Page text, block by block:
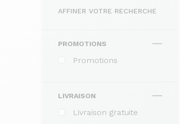
AFFINER VOTRE RECHERCHE
PROMOTIONS
Promotions
LIVRAISON
Livraison gratuite